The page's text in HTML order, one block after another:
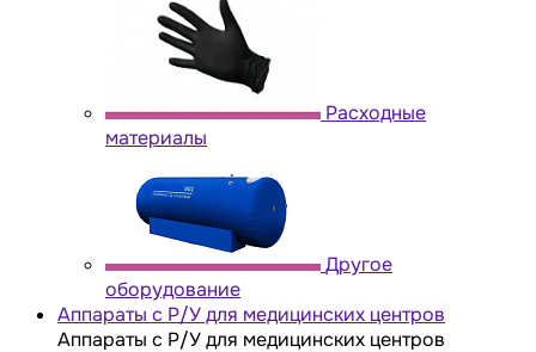
Расходные
материалы
Другое
оборудование
Аппараты с Р/У для медицинских центров
Аппараты с Р/У для медицинских центров